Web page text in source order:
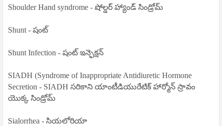
Shoulder Hand syndrome - షోల్డర్ హ్యాండ్ సిండ్రోమ్
Shunt - షంట్
Shunt Infection - షంట్ ఇన్ఫెక్షన్
SIADH (Syndrome of Inappropriate Antidiuretic Hormone
Secretion - SIADH సరికాని యాంటీడియురేటిక్ హార్మోన్ స్రావం
యొక్క సిండ్రోమ్
Sialorrhea - సియలోరియా